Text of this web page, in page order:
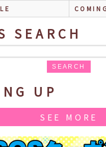
SEARCH
SEARCH
UP
SEE MORE